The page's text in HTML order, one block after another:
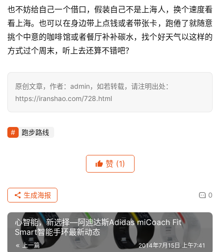
也不妨给自己一个借口，假装自己不是上海人，换个速度看
看上海。也可以在身边带上点钱或者带张卡，跑倦了就随意
挑个中意的咖啡馆或者餐厅补补碳水，找个好天气以这样的
方式过个周末，听上去还算不错吧？
原创文章，作者：admin，如若转载，请注明出处：
https://iranshao.com/728.html
跑步路线
赞 (1)
0
生成海报
心智能，新选择—阿迪达斯Adidas miCoach Fit
Smart智能手环最新动态
上一篇 2014年7月15日 上午7:41